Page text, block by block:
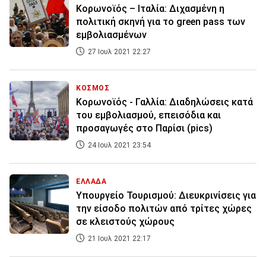
Κορωνοϊός – Ιταλία: Διχασμένη η
πολιτική σκηνή για το green pass των
εμβολιασμένων
27 Ιουλ 2021 22:27
ΚΟΣΜΟΣ
Κορωνοϊός - Γαλλία: Διαδηλώσεις κατά
του εμβολιασμού, επεισόδια και
προσαγωγές στο Παρίσι (pics)
24 Ιουλ 2021 23:54
ΕΛΛΑΔΑ
Υπουργείο Τουρισμού: Διευκρινίσεις για
την είσοδο πολιτών από τρίτες χώρες
σε κλειστούς χώρους
21 Ιουλ 2021 22:17